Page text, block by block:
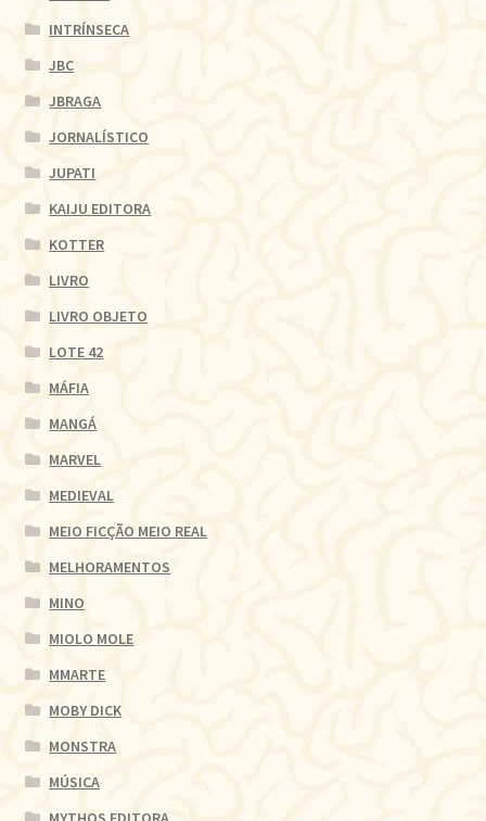
INTRÍNSECA
JBC
JBRAGA
JORNALÍSTICO
JUPATI
KAIJU EDITORA
KOTTER
LIVRO
LIVRO OBJETO
LOTE 42
MÁFIA
MANGÁ
MARVEL
MEDIEVAL
MEIO FICÇÃO MEIO REAL
MELHORAMENTOS
MINO
MIOLO MOLE
MMARTE
MOBY DICK
MONSTRA
MÚSICA